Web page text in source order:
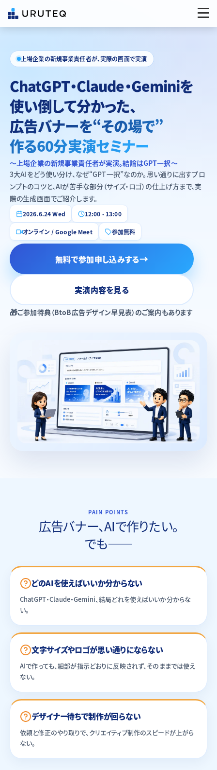
上場企業の新規事業責任者が、実際の画面で実演
ChatGPT・Claude・Geminiを
使い倒して分かった、
広告バナーを“その場で”
作る60分実演セミナー
〜上場企業の新規事業責任者が実演。結論はGPT一択〜
3大AIをどう使い分け、なぜ“GPT一択”なのか。思い通りに出すプロ
ンプトのコツと、AIが苦手な部分（サイズ・ロゴ）の仕上げ方まで、実
際の生成画面でご紹介します。
2026.6.24 Wed 12:00 - 13:00
オンライン / Google Meet 参加無料
無料で参加申し込みする
実演内容を見る
ご参加特典（BtoB広告デザイン早見表）のご案内もあります
PAIN POINTS
広告バナー、AIで作りたい。
でも——
どのAIを使えばいいか分からない
ChatGPT・Claude・Gemini、結局どれを使えばいいか分からな
い。
文字サイズやロゴが思い通りにならない
AIで作っても、細部が指示どおりに反映されず、そのままでは使え
ない。
デザイナー待ちで制作が回らない
依頼と修正のやり取りで、クリエイティブ制作のスピードが上がら
ない。